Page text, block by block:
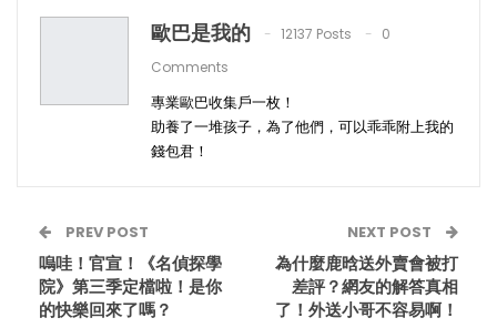
歐巴是我的 12137 Posts
0
Comments
專業歐巴收集戶一枚！
助養了一堆孩子，為了他們，可以乖乖附上我的
錢包君！
PREV POST
嗚哇！官宣！《名偵探學
院》第三季定檔啦！是你
的快樂回來了嗎？
NEXT POST
為什麼鹿晗送外賣會被打
差評？網友的解答真相
了！外送小哥不容易啊！